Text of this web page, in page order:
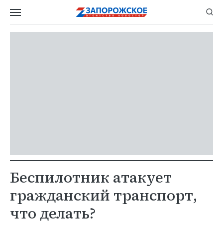
Беспилотник атакует
гражданский транспорт,
что делать?